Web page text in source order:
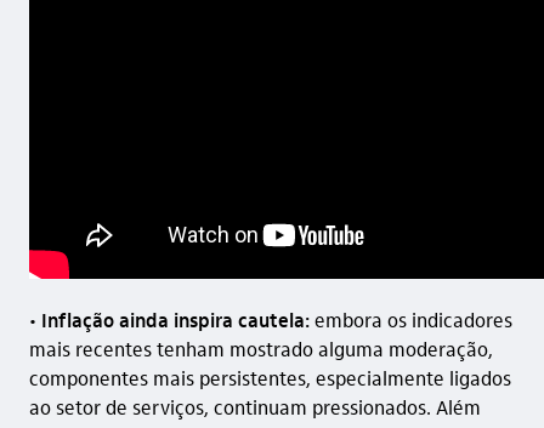
• Inflação ainda inspira cautela:embora os indicadores
mais recentes tenham mostrado alguma moderação,
componentes mais persistentes, especialmente ligados
ao setor de serviços, continuam pressionados. Além